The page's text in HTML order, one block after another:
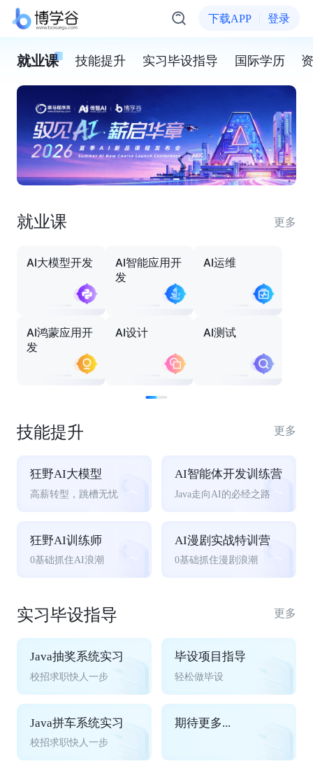
下载APP 登录
就业课 技能提升 实习毕设指导 国际学历
就业课 更多
AI大模型开发
AI智能应用开
发
AI运维
AI鸿蒙应用开
发
AI设计 AI测试
技能提升 更多
狂野AI大模型
高薪转型，跳槽无忧
AI智能体开发训练营
Java走向AI的必经之路
狂野AI训练师
0基础抓住AI浪潮
AI漫剧实战特训营
0基础抓住漫剧浪潮
实习毕设指导 更多
Java抽奖系统实习
校招求职快人一步
毕设项目指导
轻松做毕设
Java拼车系统实习
校招求职快人一步
期待更多...